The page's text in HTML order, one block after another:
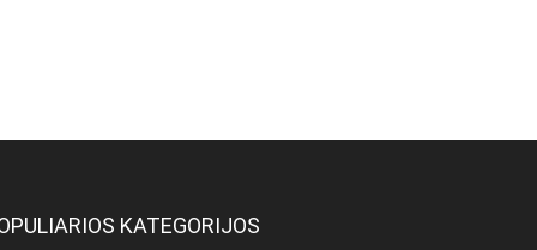
KATEGORIJOS